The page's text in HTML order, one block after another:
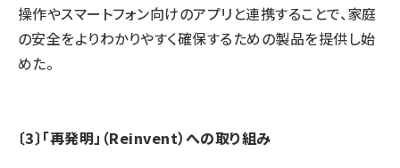
操作やスマートフォン向けのアプリと連携することで、家庭
の安全をよりわかりやすく確保するための製品を提供し始
めた。
〔3〕「再発明」（Reinvent）への取り組み